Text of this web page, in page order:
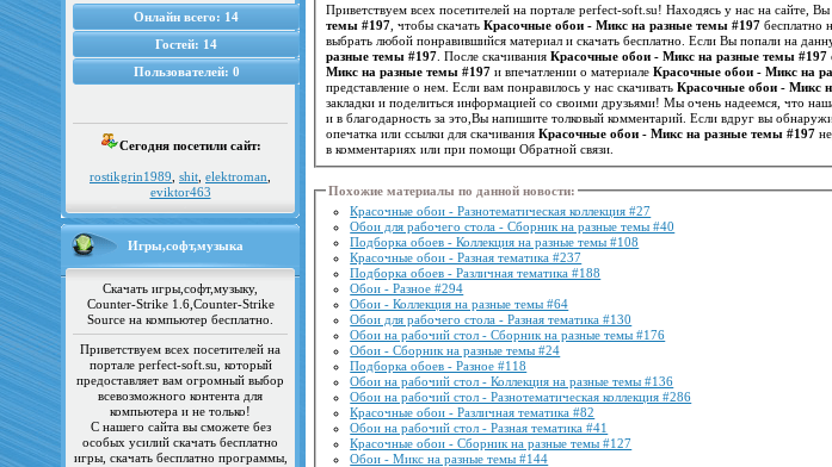
Онлайн всего: 14
Гостей: 14
Пользователей: 0
Сегодня посетили сайт:
rostikgrin1989 shit elektroman
eviktor463
Игры,софт,музыка
Скачать игры,софт,музыку,
Counter-Strike 1.6,Counter-Strike
Source на компьютер бесплатно.
Приветствуем всех посетителей на
портале perfect-soft.su, который
предоставляет вам огромный выбор
всевозможного контента для
компьютера и не только!
С нашего сайта вы сможете без
особых усилий скачать бесплатно
игры, скачать бесплатно программы,
Приветствуем всех посетителей на портале perfect-soft.su! Находясь у нас на сайте,
темы #197 , чтобы скачатьКрасочные обои - Микс на разные темы #197 бесплатно
выбрать любой понравившийся материал и скачать бесплатно. Если Вы попали на
разные темы #197 . После скачиванияКрасочные обои - Микс на разные темы #197
Микс на разные темы #197 и впечатлении о материалеКрасочные обои - Микс на
представление о нем. Если вам понравилось у нас скачиватьКрасочные обои - Микс
закладки и поделиться информацией со своими друзьями! Мы очень надеемся, что
и в благодарность за это,Вы напишите толковый комментарий. Если вдруг вы
опечатка или ссылки для скачиванияКрасочные обои - Микс на разные темы #197
в комментариях или при помощи Обратной связи.
Похожие материалы по данной новости:
Красочные обои - Разнотематическая коллекция #27
Обои для рабочего стола - Сборник на разные темы #40
Подборка обоев - Коллекция на разные темы #108
Красочные обои - Разная тематика #237
Подборка обоев - Различная тематика #188
Обои - Разное #294
Обои - Коллекция на разные темы #64
Обои для рабочего стола - Разная тематика #130
Обои на рабочий стол - Сборник на разные темы #176
Обои - Сборник на разные темы #24
Подборка обоев - Разное #118
Обои на рабочий стол - Коллекция на разные темы #136
Обои на рабочий стол - Разнотематическая коллекция #286
Красочные обои - Различная тематика #82
Обои на рабочий стол - Разная тематика #41
Красочные обои - Сборник на разные темы #127
Обои - Микс на разные темы #144